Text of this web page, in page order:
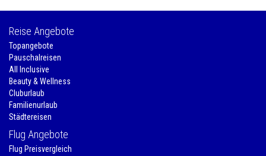
Reise Angebote
Topangebote
Pauschalreisen
All Inclusive
Beauty & Wellness
Cluburlaub
Familienurlaub
Städtereisen
Flug Angebote
Flug Preisvergleich